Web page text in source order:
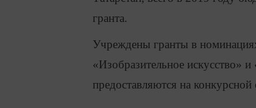
гранта.
Учреждены гранты в
«Изобразительное искусство»
предоставляются на конкурсной